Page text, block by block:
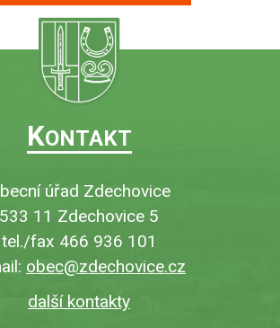
KONTAKT
úřad Zdechovice
533 11 Zdechovice 5
tel./fax 466 936 101
obec@zdechovice.cz
další kontakty